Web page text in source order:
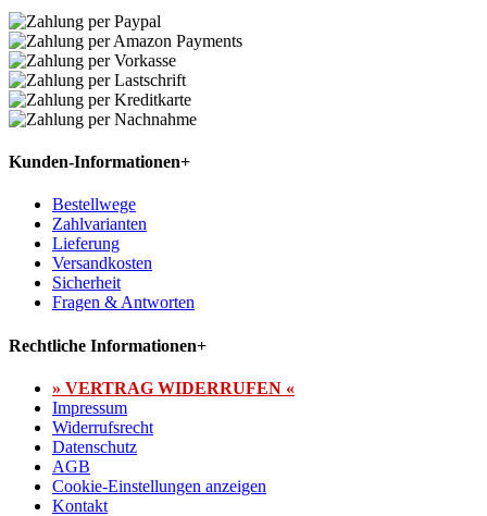
Kunden-Informationen+
Bestellwege
Zahlvarianten
Lieferung
Versandkosten
Sicherheit
Fragen & Antworten
Rechtliche Informationen+
» VERTRAG WIDERRUFEN «
Impressum
Widerrufsrecht
Datenschutz
AGB
Cookie-Einstellungen anzeigen
Kontakt